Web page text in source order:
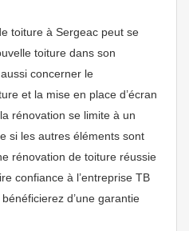
toiture à Sergeac peut se
toiture dans son
concerner le
et la mise en place d’écran
rénovation se limite à un
si les autres éléments sont
rénovation de toiture réussie
confiance à l’entreprise TB
d’une garantie